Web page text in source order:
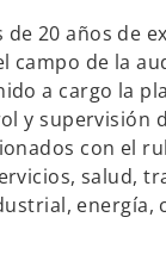
a
p
e
s
t
a
ñ
de 20 años de
campo de la
a cargo la
y supervisión
con el
salud,
energía,